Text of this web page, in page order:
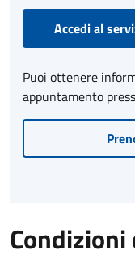
Accedi al
Puoi ottenere
appuntamento